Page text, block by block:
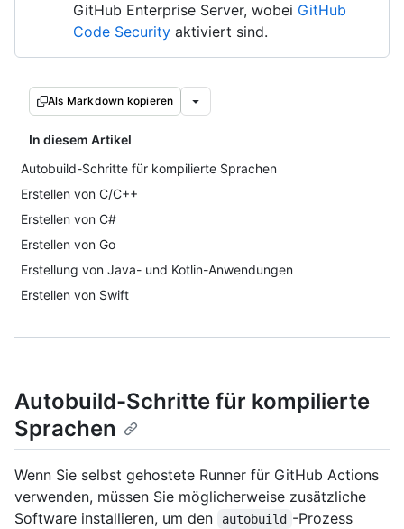
GitHub Enterprise Server, wobei GitHub
Code Security aktiviert sind.
Als Markdown kopieren
In diesem Artikel
Autobuild-Schritte für kompilierte Sprachen
Erstellen von C/C++
Erstellen von C#
Erstellen von Go
Erstellung von Java- und Kotlin-Anwendungen
Erstellen von Swift
Autobuild-Schritte für kompilierte
Sprachen
Wenn Sie selbst gehostete Runner für GitHub Actions
verwenden, müssen Sie möglicherweise zusätzliche
Software installieren, um den
autobuild -Prozess